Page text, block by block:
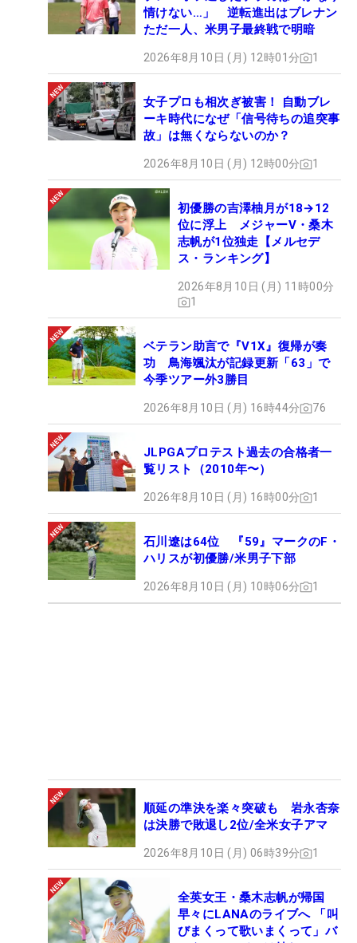
情けない…」 逆転進出はブレナン
ただ一人、米男子最終戦で明暗
2026年8月10日 (月) 12時01分 1
女子プロも相次ぎ被害！ 自動ブレ
ーキ時代になぜ「信号待ちの追突事
故」は無くならないのか？
2026年8月10日 (月) 12時00分 1
初優勝の吉澤柚月が18→12
位に浮上 メジャーV・桑木
志帆が1位独走【メルセデ
ス・ランキング】
2026年8月10日 (月) 11時00分
1
ベテラン助言で『V1X』復帰が奏
功 鳥海颯汰が記録更新「63」で
今季ツアー外3勝目
2026年8月10日 (月) 16時44分 76
JLPGAプロテスト過去の合格者一
覧リスト（2010年〜）
2026年8月10日 (月) 16時00分 1
石川遼は64位 『59』マークのF・
ハリスが初優勝/米男子下部
2026年8月10日 (月) 10時06分 1
順延の準決を楽々突破も 岩永杏奈
は決勝で敗退し2位/全米女子アマ
2026年8月10日 (月) 06時39分 1
全英女王・桑木志帆が帰国
早々にLANAのライブへ 「叫
びまくって歌いまくって」バ